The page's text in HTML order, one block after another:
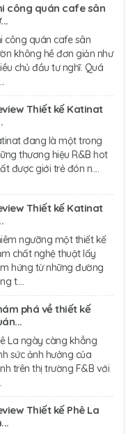
công quán cafe sân
công quán cafe sân
không hề đơn giản như
chủ đầu tư nghĩ. Quá
Thiết kế Katinat
đang là một trong
thương hiệu R&B hot
được giới trẻ đón n....
Thiết kế Katinat
ngưỡng một thiết kế
chất nghệ thuật lấy
hứng từ những đường
t....
phá về thiết kế
La ngày càng khẳng
sức ảnh hưởng của
trên thị trường F&B với
Thiết kế Phê La